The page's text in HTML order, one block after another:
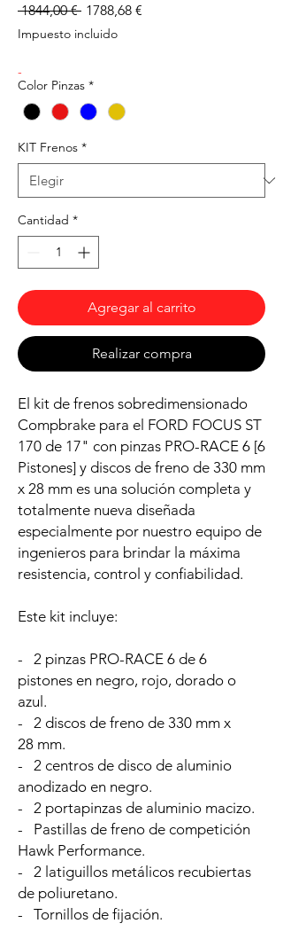
1844,00 € Precio
1788,68 €
Impuesto incluido
-
Color Pinzas *
KIT Frenos *
Cantidad *
Agregar al carrito
Realizar compra
El kit de frenos sobredimensionado
Compbrake para el FORD FOCUS ST
170 de 17" con pinzas PRO-RACE 6 [6
Pistones] y discos de freno de 330 mm
x 28 mm es una solución completa y
totalmente nueva diseñada
especialmente por nuestro equipo de
ingenieros para brindar la máxima
resistencia, control y confiabilidad.
Este kit incluye:
- 2 pinzas PRO-RACE 6 de 6
pistones en negro, rojo, dorado o
azul.
- 2 discos de freno de 330 mm x
28 mm.
- 2 centros de disco de aluminio
anodizado en negro.
- 2 portapinzas de aluminio macizo.
- Pastillas de freno de competición
Hawk Performance.
- 2 latiguillos metálicos recubiertas
de poliuretano.
- Tornillos de fijación.